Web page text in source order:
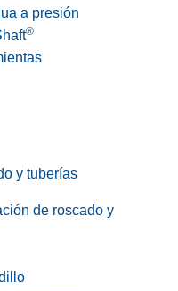
a presión
®
y tuberías
de roscado y